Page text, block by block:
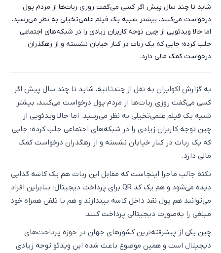
شاید تا چند سال پیش اگر کسی می‌گفت روزی ربات‌ها از مردم پول
درخواست می‌کنند، بیشتر شبیه یک فیلم علمی‌تخیلی به نظر می‌رسید.
اما حالا ویدئویی از چین توجه کاربران زیادی را در شبکه‌های اجتماعی
جلب کرده؛ جایی که یک ربات در کنار خیابان نشسته و از رهگذران
درخواست کمک مالی دارد.
به گزارش اکوایران به نقل از چندثانیه، شاید تا چند سال پیش اگر
کسی می‌گفت روزی ربات‌ها از مردم پول درخواست می‌کنند، بیشتر
شبیه یک فیلم علمی‌تخیلی به نظر می‌رسید. اما حالا ویدئویی از
چین توجه کاربران زیادی را در شبکه‌های اجتماعی جلب کرده؛ جایی
که یک ربات در کنار خیابان نشسته و از رهگذران درخواست کمک
مالی دارد.
نکته جالب ماجرا اینجاست که مقابل این ربات هم یک کاسه گدایی
دیده می‌شود و هم یک کد QR برای پرداخت دیجیتال؛ بنابراین افراد
می‌توانند هم پول نقد داخل کاسه بیندازند و هم با تلفن همراه خود
مبلغی را به‌صورت دیجیتالی پرداخت کنند.
چین یکی از پیشرفته‌ترین کشورهای جهان در حوزه پرداخت‌های
دیجیتال است و همین موضوع باعث شده این ویدئو توجه زیادی